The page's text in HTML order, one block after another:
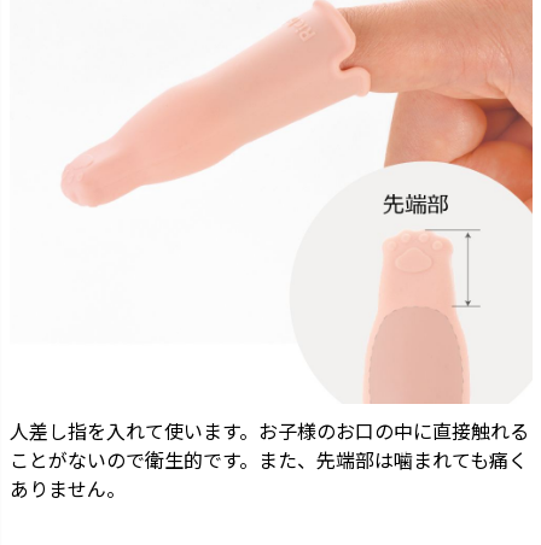
人差し指を入れて使います。お子様のお口の中に直接触れる
ことがないので衛生的です。また、先端部は噛まれても痛く
ありません。